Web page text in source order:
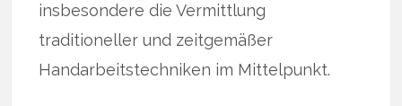
insbesondere die Vermittlung
traditioneller und zeitgemäßer
Handarbeitstechniken im Mittelpunkt.